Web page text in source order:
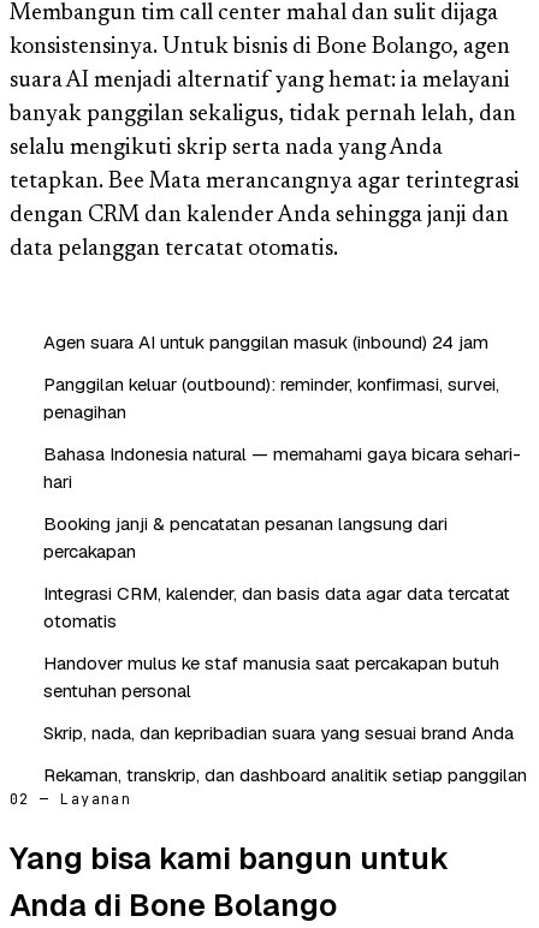
Membangun tim call center mahal dan sulit dijaga
konsistensinya. Untuk bisnis di Bone Bolango, agen
suara AI menjadi alternatif yang hemat: ia melayani
banyak panggilan sekaligus, tidak pernah lelah, dan
selalu mengikuti skrip serta nada yang Anda
tetapkan. Bee Mata merancangnya agar terintegrasi
dengan CRM dan kalender Anda sehingga janji dan
data pelanggan tercatat otomatis.
Agen suara AI untuk panggilan masuk (inbound) 24 jam
Panggilan keluar (outbound): reminder, konfirmasi, survei,
penagihan
Bahasa Indonesia natural — memahami gaya bicara sehari-
hari
Booking janji & pencatatan pesanan langsung dari
percakapan
Integrasi CRM, kalender, dan basis data agar data tercatat
otomatis
Handover mulus ke staf manusia saat percakapan butuh
sentuhan personal
Skrip, nada, dan kepribadian suara yang sesuai brand Anda
Rekaman, transkrip, dan dashboard analitik setiap panggilan
02 — Layanan
Yang bisa kami bangun untuk
Anda di Bone Bolango